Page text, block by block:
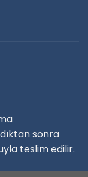
sonra
teslim edilir.